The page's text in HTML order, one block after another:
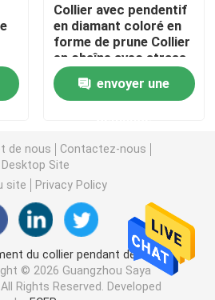
sont en stock
d'acier inoxydable
inoxydable
Collier avec pendentif
en diamant coloré en
forme de prune Collier
en chaîne avec strass
en acier inoxydable
envoyer une
de nous
Contactez-nous
Desktop Site
site
Privacy Policy
du collier pendant de fleur
© 2026 Guangzhou Saya
Rights Reserved. Developed